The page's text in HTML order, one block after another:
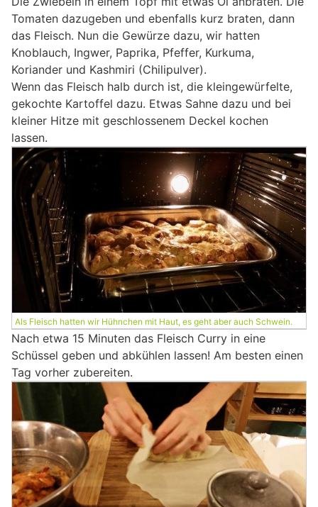
Tomaten dazugeben und ebenfalls kurz braten, dann
das Fleisch. Nun die Gewürze dazu, wir hatten
Knoblauch, Ingwer, Paprika, Pfeffer, Kurkuma,
Koriander und Kashmiri (Chilipulver).
Wenn das Fleisch halb durch ist, die kleingewürfelte,
gekochte Kartoffel dazu. Etwas Sahne dazu und bei
kleiner Hitze mit geschlossenem Deckel kochen
lassen.
Als Fleisch hatten wir Hühnchen mit Haut, es geht aber auch Schwein.
Nach etwa 15 Minuten das Fleisch Curry in eine
Schüssel geben und abkühlen lassen! Am besten einen
Tag vorher zubereiten.